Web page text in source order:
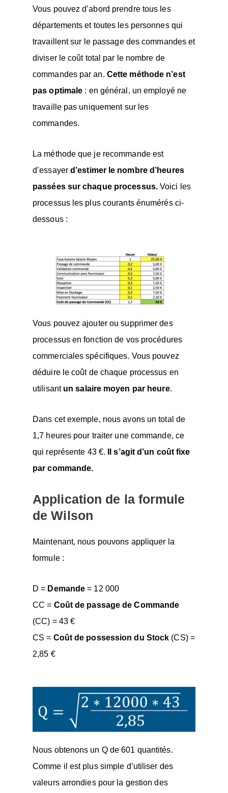
Vous pouvez d’abord prendre tous les
départements et toutes les personnes qui
travaillent sur le passage des commandes et
diviser le coût total par le nombre de
commandes par an. Cette méthode n’est
pas optimale : en général, un employé ne
travaille pas uniquement sur les
commandes.
La méthode que je recommande est
d’essayer d’estimer le nombre d’heures
passées sur chaque processus.Voici les
processus les plus courants énumérés ci-
dessous :
Vous pouvez ajouter ou supprimer des
processus en fonction de vos procédures
commerciales spécifiques. Vous pouvez
déduire le coût de chaque processus en
utilisant un salaire moyen par heure.
Dans cet exemple, nous avons un total de
1,7 heures pour traiter une commande, ce
qui représente 43 €.
Il s’agit d’un coût fixe
par commande.
Application de la formule
de Wilson
Maintenant, nous pouvons appliquer la
formule :
D = Demande= 12 000
CC = Coût de passage de Commande
(CC) = 43 €
CS = Coût de possession du Stock (CS) =
2,85 €
Nous obtenons un Q de 601 quantités.
Comme il est plus simple d’utiliser des
valeurs arrondies pour la gestion des